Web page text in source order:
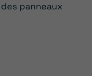
panneaux